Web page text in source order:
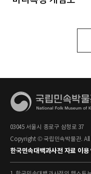
03045 서울시 종로구 삼청로 37
Copyright © 국립민속박물관. All
한국민속대백과사전 자료 이용